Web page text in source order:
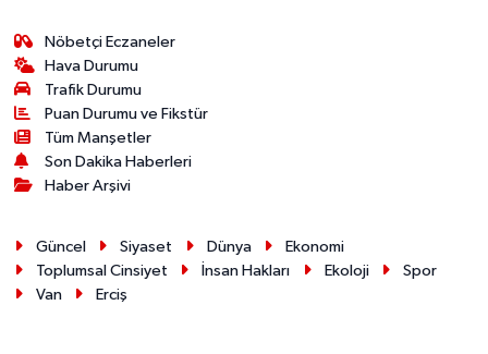
Nöbetçi Eczaneler
Hava Durumu
Trafik Durumu
Puan Durumu ve Fikstür
Tüm Manşetler
Son Dakika Haberleri
Haber Arşivi
Güncel Siyaset Dünya
Ekonomi
Toplumsal Cinsiyet
İnsan Hakları Ekoloji
Spor
Van
Erciş